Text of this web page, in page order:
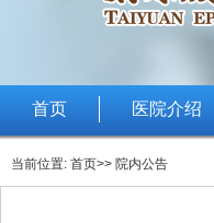
首页 医院介绍
当前位置: 首页>> 院内公告